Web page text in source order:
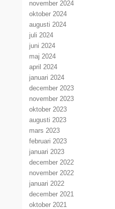
november 2024
oktober 2024
augusti 2024
juli 2024
juni 2024
maj 2024
april 2024
januari 2024
december 2023
november 2023
oktober 2023
augusti 2023
mars 2023
februari 2023
januari 2023
december 2022
november 2022
januari 2022
december 2021
oktober 2021